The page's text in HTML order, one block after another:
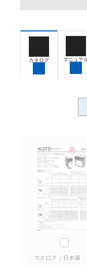
ください。以下の
うな用途に使用
保できるよう設
ていることを
ン事例は参考
置の機能や安
ている可能性が
記載されている
ものであり、変
があります。改
え、ご用命下さ
カタログ マニュア
このカ
カタログ 日本語